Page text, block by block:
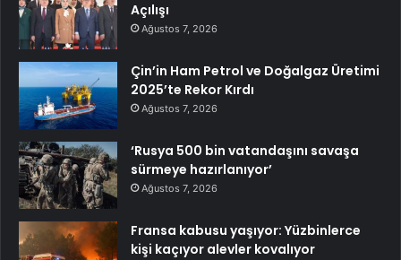
Açılışı
Ağustos 7, 2026
Çin’in Ham Petrol ve Doğalgaz Üretimi
2025’te Rekor Kırdı
Ağustos 7, 2026
‘Rusya 500 bin vatandaşını savaşa
sürmeye hazırlanıyor’
Ağustos 7, 2026
Fransa kabusu yaşıyor: Yüzbinlerce
kişi kaçıyor alevler kovalıyor